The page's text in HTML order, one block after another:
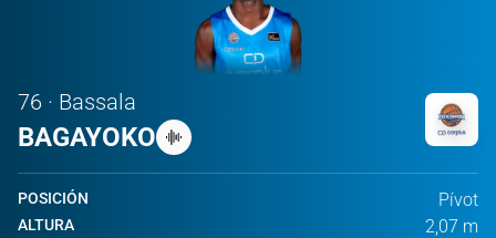
76 · Bassala
BAGAYOKO
POSICIÓN Pívot
ALTURA 2,07 m